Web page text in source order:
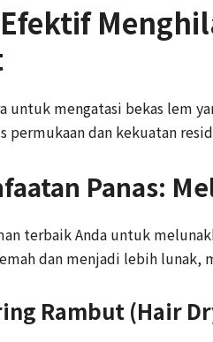
untuk mengatasi bekas lem
permukaan dan kekuatan
Panas:
terbaik Anda untuk
dan menjadi lebih lunak,
Rambut (Hair